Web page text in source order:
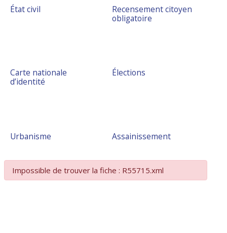
État civil
Recensement citoyen
obligatoire
Carte nationale
d’identité
Élections
Urbanisme Assainissement
Impossible de trouver la fiche : R55715.xml